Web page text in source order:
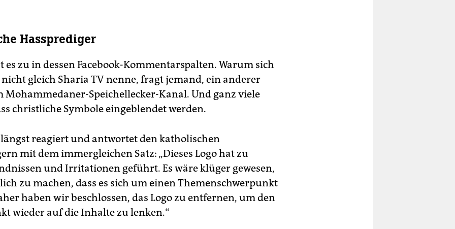
Hassprediger
es zu in dessen Facebook-Kommentarspalten. Warum sich
nicht gleich Sharia TV nenne, fragt jemand, ein anderer
Mohammedaner-Speichellecker-Kanal. Und ganz viele
christliche Symbole eingeblendet werden.
längst reagiert und antwortet den katholischen
mit dem immergleichen Satz: „Dieses Logo hat zu
und Irritationen geführt. Es wäre klüger gewesen,
zu machen, dass es sich um einen Themenschwerpunkt
haben wir beschlossen, das Logo zu entfernen, um den
wieder auf die Inhalte zu lenken.“